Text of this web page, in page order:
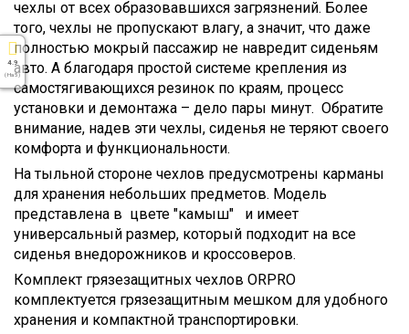
чехлы от всех образовавшихся загрязнений. Более
того, чехлы не пропускают влагу, а значит, что даже
полностью мокрый пассажир не навредит сиденьям
авто. А благодаря простой системе крепления из
самостягивающихся резинок по краям, процесс
установки и демонтажа – дело пары минут. Обратите
внимание, надев эти чехлы, сиденья не теряют своего
комфорта и функциональности.
На тыльной стороне чехлов предусмотрены карманы
для хранения небольших предметов. Модель
представлена в цвете "камыш" и имеет
универсальный размер, который подходит на все
сиденья внедорожников и кроссоверов.
Комплект грязезащитных чехлов ORPRO
комплектуется грязезащитным мешком для удобного
хранения и компактной транспортировки.
4.9
( На 5 )